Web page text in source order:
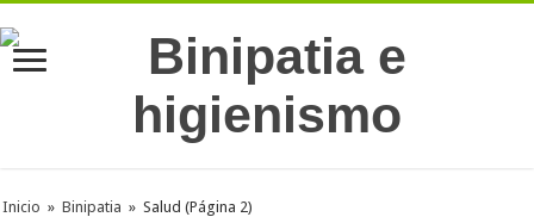
Inicio » Binipatia » Salud (Página 2)